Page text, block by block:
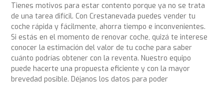
Tienes motivos para estar contento porque ya no se trata
de una tarea difícil. Con Crestanevada puedes vender tu
coche rápida y fácilmente, ahorra tiempo e inconvenientes.
Si estás en el momento de renovar coche, quizá te interese
conocer la estimación del valor de tu coche para saber
cuánto podrías obtener con la reventa. Nuestro equipo
puede hacerte una propuesta eficiente y con la mayor
brevedad posible. Déjanos los datos para poder